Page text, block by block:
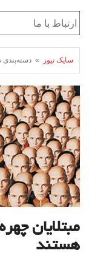
سایک نیوز » دسته‌بندی
مبتلایان
هستند